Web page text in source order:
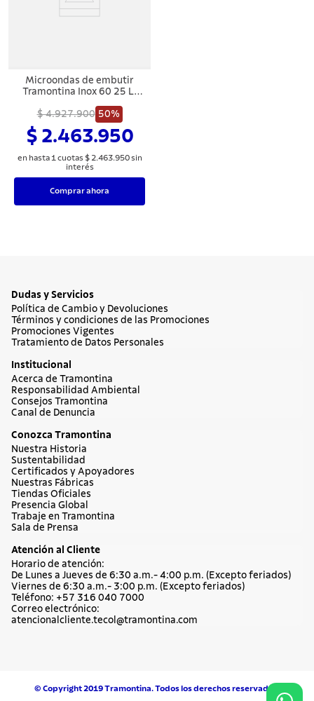
Microondas de embutir
Tramontina Inox 60 25 L,
acabamiento en Scotch
Brite con 8 funciones
$ 4.927.900 50%
$ 2.463.950
en hasta 1 cuotas $ 2.463.950sin
interés
Comprar ahora
Dudas y Servicios
Política de Cambio y Devoluciones
Términos y condiciones de las Promociones
Promociones Vigentes
Tratamiento de Datos Personales
Institucional
Acerca de Tramontina
Responsabilidad Ambiental
Consejos Tramontina
Canal de Denuncia
Conozca Tramontina
Nuestra Historia
Sustentabilidad
Certificados y Apoyadores
Nuestras Fábricas
Tiendas Oficiales
Presencia Global
Trabaje en Tramontina
Sala de Prensa
Atención al Cliente
Horario de atención:
De Lunes a Jueves de 6:30 a.m.- 4:00 p.m. (Excepto feriados)
Viernes de 6:30 a.m.- 3:00 p.m. (Excepto feriados)
Teléfono: +57 316 040 7000
Correo electrónico:
atencionalcliente.tecol@tramontina.com
© Copyright 2019 Tramontina. Todos los derechos reservados.